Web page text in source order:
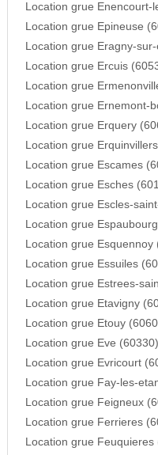
Location grue Enencourt-
Location grue Epineuse
Location grue Eragny-
Location grue Ercuis
Location grue
Location grue Ernemont-
Location grue Erquery
Location grue
Location grue Escames
Location grue Esches
Location grue Escles-
Location grue
Location grue Esquennoy
Location grue Essuiles
Location grue Estrees-
Location grue Etavigny
Location grue Etouy
Location grue Eve (60330)
Location grue Evricourt
Location grue Fay-les-
Location grue Feigneux
Location grue Ferrieres
Location grue Feuquieres